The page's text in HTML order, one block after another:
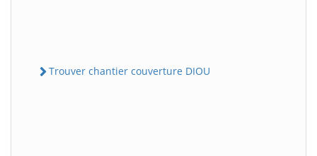
Trouver chantier couverture DIOU